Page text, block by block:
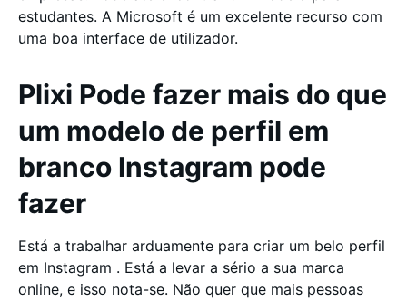
estudantes. A Microsoft é um excelente recurso com
uma boa interface de utilizador.
Plixi Pode fazer mais do que
um modelo de perfil em
branco Instagram pode
fazer
Está a trabalhar arduamente para criar um belo perfil
em Instagram . Está a levar a sério a sua marca
online, e isso nota-se. Não quer que mais pessoas